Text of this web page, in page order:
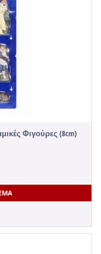
Φιγούρες (8cm)